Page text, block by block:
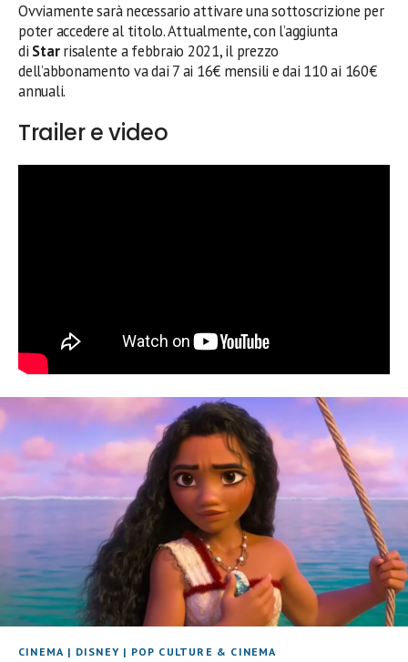
Ovviamente sarà necessario attivare una sottoscrizione per
poter accedere al titolo. Attualmente, con l’aggiunta
di Starrisalente a febbraio 2021, il prezzo
dell’abbonamento va dai 7 ai 16€ mensili e dai 110 ai 160€
annuali.
Trailer e video
CINEMA | DISNEY | POP CULTURE & CINEMA